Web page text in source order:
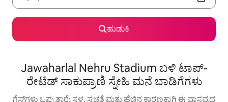
ಹುಡುಕಿ
Jawaharlal Nehru Stadium ಬಳಿ ಟಾಪ್-
ರೇಟೆಡ್ ಸಾಕುಪ್ರಾಣಿ ಸ್ನೇಹಿ ಮನೆ ಬಾಡಿಗೆಗಳು
ಗೆಸ್ಟ್‌ಗಳು ಒಪ್ಪುತ್ತಾರೆ: ಸ್ಥಳ, ಸ್ವಚ್ಛತೆ ಮತ್ತು ಹೆಚ್ಚಿನ ಕಾರಣಕ್ಕಾಗಿ ಈ ವಾಸ್ತವ್ಯದ